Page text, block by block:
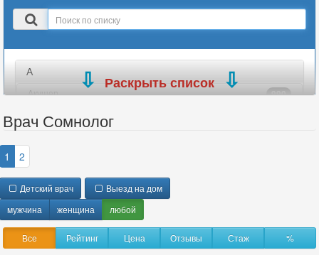
Поиск
в
А
Акушер 990
Аллерголог
Ангиохирург
Анестезиолог
Анестезиолог-реаниматолог
Аритмолог 32
Артролог 70
Раскрыть список
Врач Сомнолог
1 2
Детский врач
Выезд на дом
мужчина
женщина любой
Все Рейтинг Цена Отзывы Стаж %